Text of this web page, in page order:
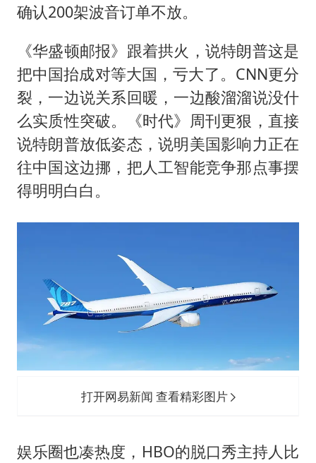
确认200架波音订单不放。
《华盛顿邮报》跟着拱火，说特朗普这是
把中国抬成对等大国，亏大了。CNN更分
裂，一边说关系回暖，一边酸溜溜说没什
么实质性突破。《时代》周刊更狠，直接
说特朗普放低姿态，说明美国影响力正在
往中国这边挪，把人工智能竞争那点事摆
得明明白白。
打开网易新闻 查看精彩图片
娱乐圈也凑热度，HBO的脱口秀主持人比